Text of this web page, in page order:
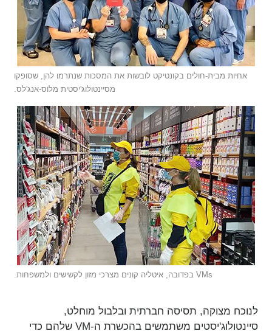
אחיות מבית-חולים בקונטיקט לובשות את המסכות שנתרמו להן, שסופקו
מסיינטולוג'יסטית מלוס-אנג'לס.
VMs בפדובה, איטליה קונים מצרכי מזון לקשישים ולמשפחות.
לנוכח מצוקה, תסיסה חברתית ובלבול מוחלט,
סיינטולוג'יסטים משתמשים בהכשרת ה-VM שלהם כדי